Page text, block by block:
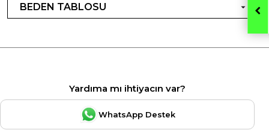
BEDEN TABLOSU
Yardıma mı ihtiyacın var?
WhatsApp Destek